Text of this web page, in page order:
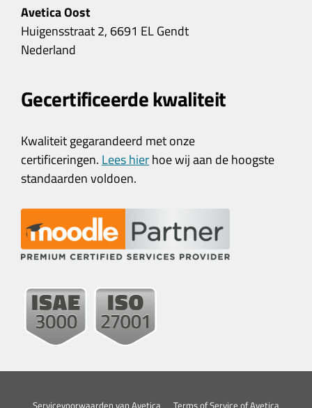
Avetica Oost
Huigensstraat 2, 6691 EL Gendt
Nederland
Gecertificeerde kwaliteit
Kwaliteit gegarandeerd met onze
certificeringen. Lees hierhoe wij aan de hoogste
standaarden voldoen.